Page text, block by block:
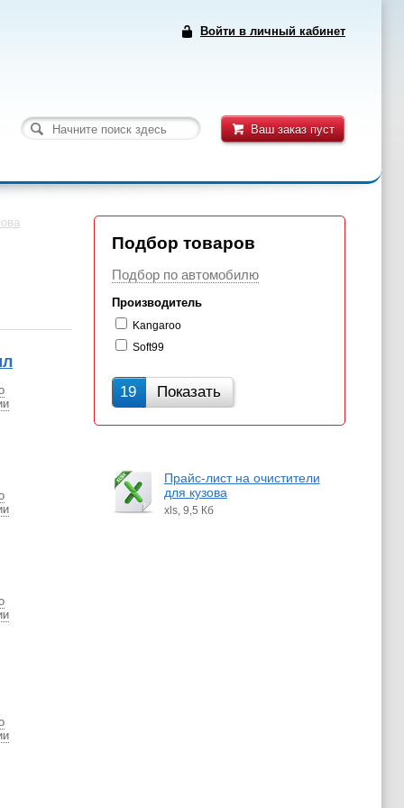
Войти в личный кабинет
Ваш заказ пуст
Подбор товаров
Подбор по автомобилю
Производитель
Kangaroo
Soft99
19 Показать
Прайс-лист на очистители
для кузова
xls, 9,5 Кб